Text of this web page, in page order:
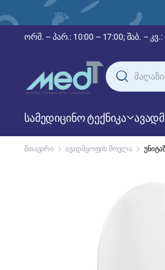
რუსული და ინგლისური!
ორშ. – პარ.: 10:00 – 17:00; შაბ. –
სამედიცინო ტექნიკა
მთავარი ავადმყოფის მოვლა